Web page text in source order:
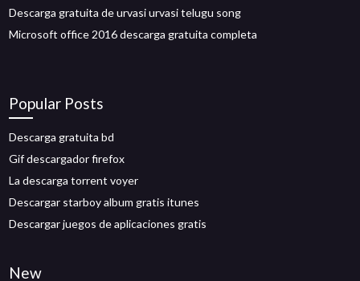
Descarga gratuita de urvasi urvasi telugu song
Microsoft office 2016 descarga gratuita completa
Popular Posts
Descarga gratuita bd
Gif descargador firefox
La descarga torrent voyer
Descargar starboy album gratis itunes
Descargar juegos de aplicaciones gratis
New